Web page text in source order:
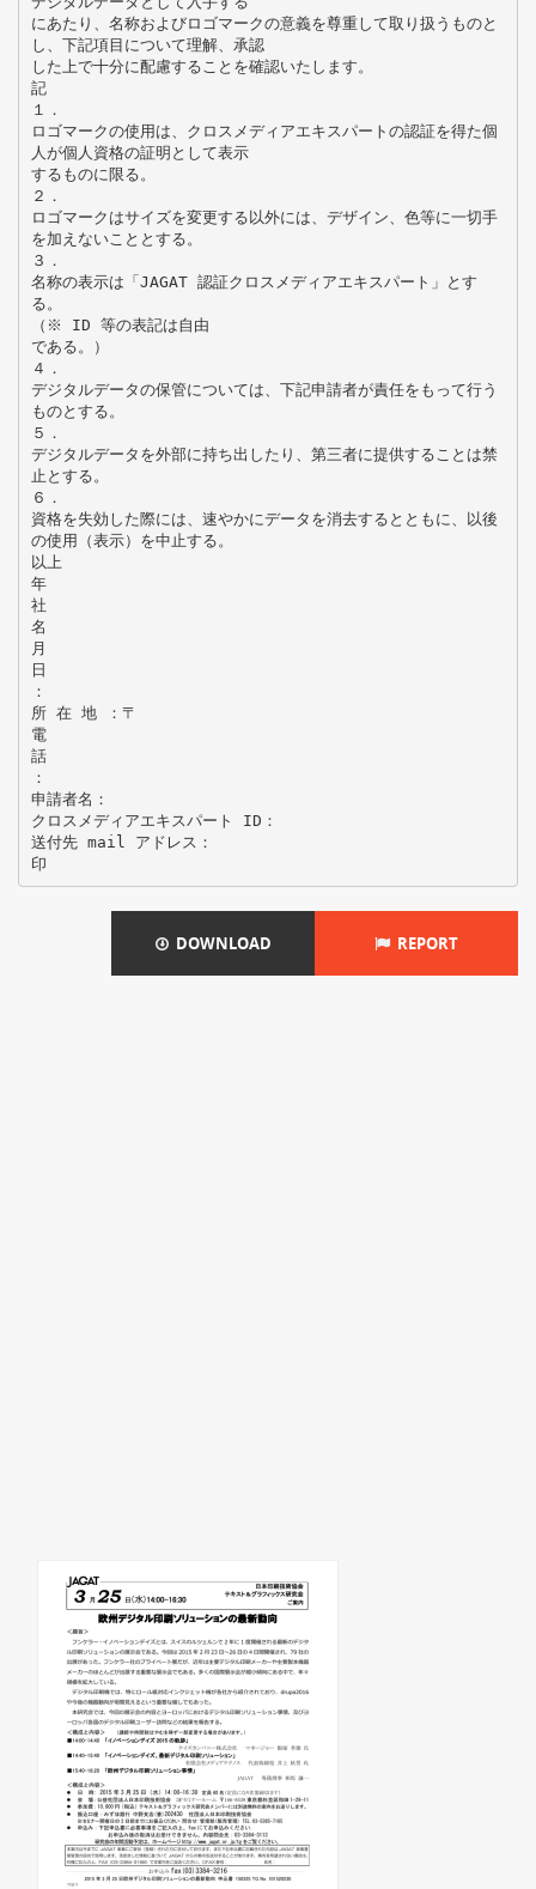
にあたり、名称およびロゴマークの意義を尊重して取り扱うものと
し、下記項目について理解、承認
した上で十分に配慮することを確認いたします。
記
１．
ロゴマークの使用は、クロスメディアエキスパートの認証を得た個
人が個人資格の証明として表示
するものに限る。
２．
ロゴマークはサイズを変更する以外には、デザイン、色等に一切手
を加えないこととする。
３．
名称の表示は「JAGAT 認証クロスメディアエキスパート」とす
る。
（※ ID 等の表記は自由
である。）
４．
デジタルデータの保管については、下記申請者が責任をもって行う
ものとする。
５．
デジタルデータを外部に持ち出したり、第三者に提供することは禁
止とする。
６．
資格を失効した際には、速やかにデータを消去するとともに、以後
の使用（表示）を中止する。
以上
年
社
名
月
日
：
所 在 地 ：〒
電
話
：
申請者名：
クロスメディアエキスパート ID：
送付先 mail アドレス：
DOWNLOAD REPORT